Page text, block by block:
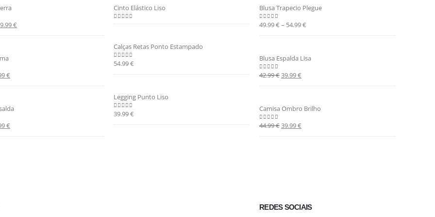
€
€
€
Cinto Elástico Liso
Calças Retas Ponto Estampado
0out of 5
54.99€
Legging Punto Liso
0out of 5
39.99€
Blusa Trapecio Plegue
0out of 5
49.99€ – 54.99€
Blusa Espalda Lisa
0out of 5
42.99€39.99€
Camisa Ombro Brilho
0out of 5
44.99€39.99€
REDES SOCIAIS